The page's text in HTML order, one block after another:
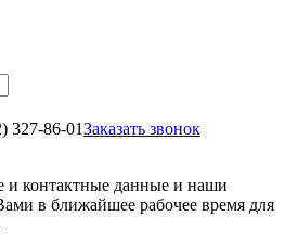
327-86-01Заказать звонок
и контактные данные и наши
в ближайшее рабочее время для